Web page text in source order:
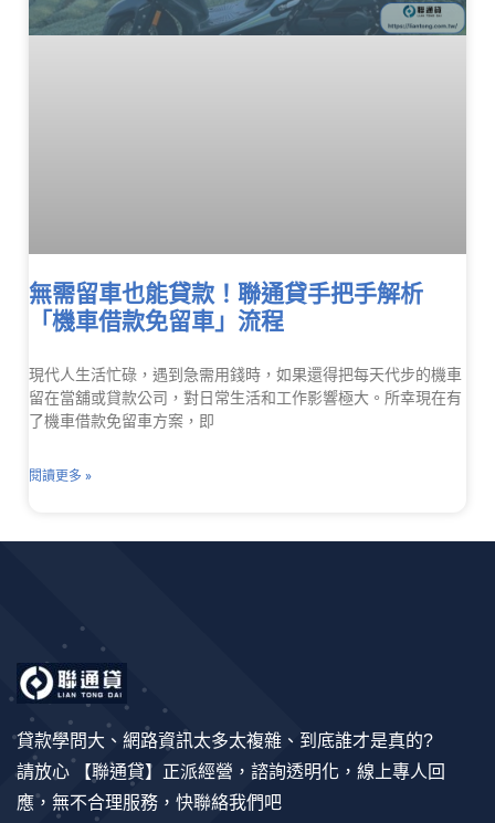
無需留車也能貸款！聯通貸手把手解析
「機車借款免留車」流程
現代人生活忙碌，遇到急需用錢時，如果還得把每天代步的機車
留在當舖或貸款公司，對日常生活和工作影響極大。所幸現在有
了機車借款免留車方案，即
閱讀更多 »
貸款學問大、網路資訊太多太複雜、到底誰才是真的?
請放心 【聯通貸】正派經營，諮詢透明化，線上專人回
應，無不合理服務，快聯絡我們吧